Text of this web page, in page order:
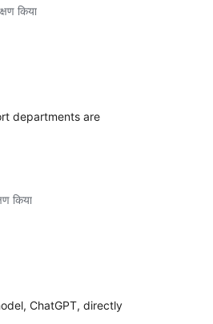
किया
departments are
किया
ChatGPT, directly